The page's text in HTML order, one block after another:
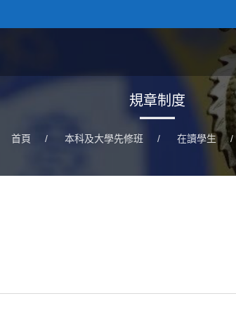
規章制度
首頁 / 本科及大學先修班 / 在讀學生 /